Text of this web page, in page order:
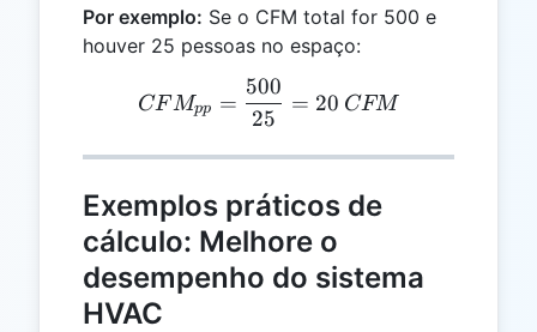
Por exemplo: Se o CFM total for 500 e
houver 25 pessoas no espaço:
CFM_{pp} =
CF Mpp =
25
500
= 20 CFM
Exemplos práticos de
cálculo: Melhore o
desempenho do sistema
HVAC